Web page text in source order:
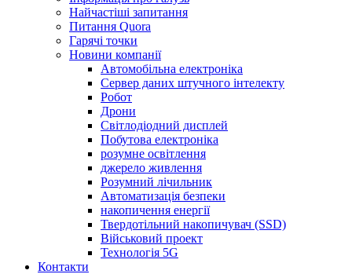
Найчастіші запитання
Питання Quora
Гарячі точки
Новини компанії
Автомобільна електроніка
Сервер даних штучного інтелекту
Робот
Дрони
Світлодіодний дисплей
Побутова електроніка
розумне освітлення
джерело живлення
Розумний лічильник
Автоматизація безпеки
накопичення енергії
Твердотільний накопичувач (SSD)
Військовий проект
Технологія 5G
Контакти